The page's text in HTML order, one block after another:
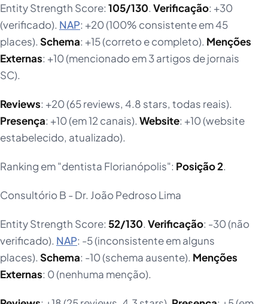
Entity Strength Score: 105/130. Verificação: +30
(verificado). NAP: +20 (100% consistente em 45
places). Schema: +15 (correto e completo). Menções
Externas: +10 (mencionado em 3 artigos de jornais
SC).
Reviews: +20 (65 reviews, 4.8 stars, todas reais).
Presença: +10 (em 12 canais). Website: +10 (website
estabelecido, atualizado).
Ranking em "dentista Florianópolis": Posição 2.
Consultório B - Dr. João Pedroso Lima
Entity Strength Score: 52/130. Verificação: -30 (não
verificado). NAP: -5 (inconsistente em alguns
places). Schema: -10 (schema ausente). Menções
Externas: 0 (nenhuma menção).